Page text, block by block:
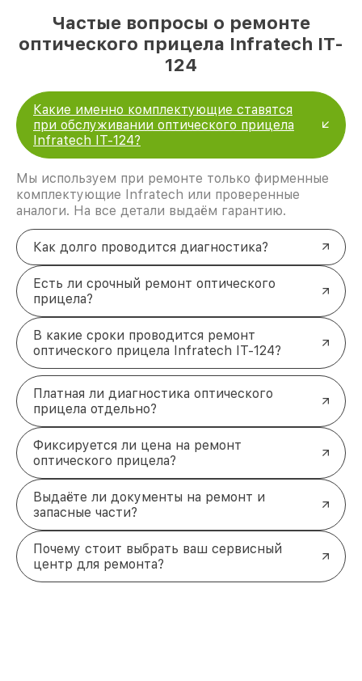
Частые вопросы о ремонте
оптического прицела Infratech IT-
124
Какие именно комплектующие ставятся
при обслуживании оптического прицела
Infratech IT-124?
Мы используем при ремонте только фирменные
комплектующие Infratech или проверенные
аналоги. На все детали выдаём гарантию.
Как долго проводится диагностика?
Есть ли срочный ремонт оптического
прицела?
В какие сроки проводится ремонт
оптического прицела Infratech IT-124?
Платная ли диагностика оптического
прицела отдельно?
Фиксируется ли цена на ремонт
оптического прицела?
Выдаёте ли документы на ремонт и
запасные части?
Почему стоит выбрать ваш сервисный
центр для ремонта?